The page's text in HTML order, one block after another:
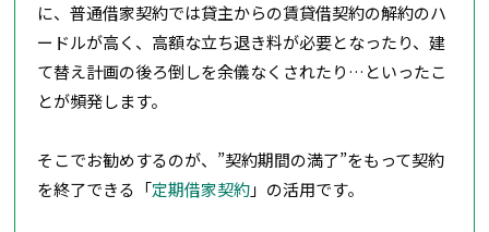
に、普通借家契約では貸主からの賃貸借契約の解約のハ
ードルが高く、高額な立ち退き料が必要となったり、建
て替え計画の後ろ倒しを余儀なくされたり…といったこ
とが頻発します。
そこでお勧めするのが、”契約期間の満了”をもって契約
を終了できる「定期借家契約」の活用です。